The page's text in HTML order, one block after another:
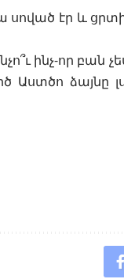
էր և
ինչ-որ բան
ձայնը